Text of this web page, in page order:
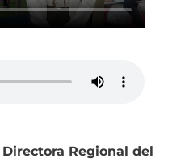
Regional del